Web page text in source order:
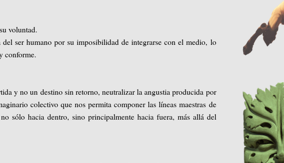
voluntad.
ser humano por su imposibilidad de integrarse con el medio, lo
conforme.
y no un destino sin retorno, neutralizar la angustia producida por
colectivo que nos permita componer las líneas maestras de
sólo hacia dentro, sino principalmente hacia fuera, más allá del